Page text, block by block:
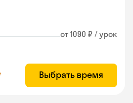
от 1090 ₽ / урок
Выбрать время